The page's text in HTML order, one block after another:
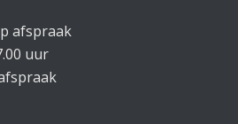
afspraak
uur